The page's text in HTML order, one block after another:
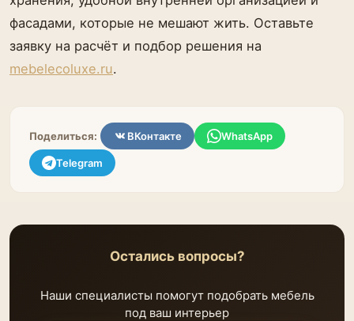
фасадами, которые не мешают жить. Оставьте
заявку на расчёт и подбор решения на
mebelecoluxe.ru.
Поделиться: ВКонтакте WhatsApp
Telegram
Остались вопросы?
Наши специалисты помогут подобрать мебель
под ваш интерьер